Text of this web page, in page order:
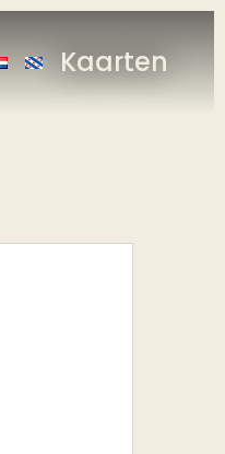
Kaarten